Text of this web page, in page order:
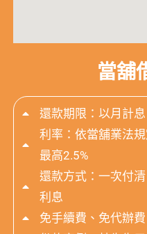
當舖
還款期限：以月計
利率：依當舖業法
最高2.5%
還款方式：一次付
利息
免手續費、免代辦費